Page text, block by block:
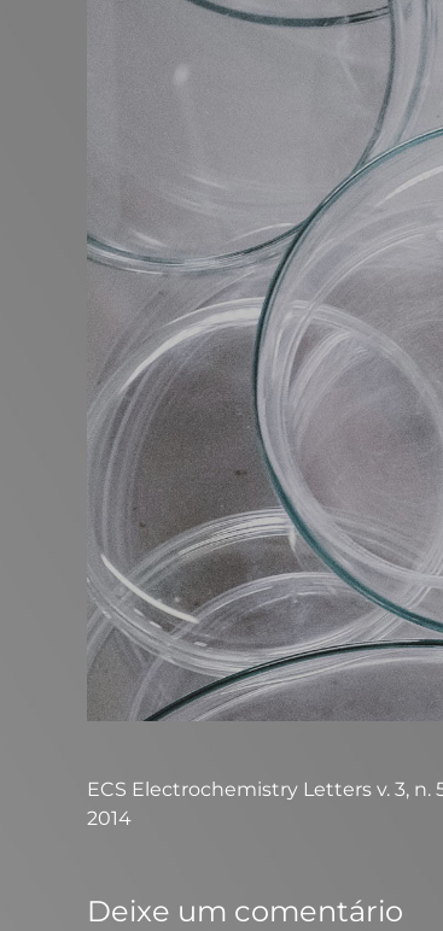
ECS Electrochemistry Letters v. 3, n.
2014
Deixe um comentário